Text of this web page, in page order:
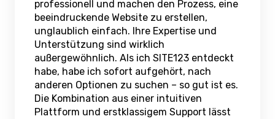
professionell und machen den Prozess, eine
beeindruckende Website zu erstellen,
unglaublich einfach. Ihre Expertise und
Unterstützung sind wirklich
außergewöhnlich. Als ich SITE123 entdeckt
habe, habe ich sofort aufgehört, nach
anderen Optionen zu suchen – so gut ist es.
Die Kombination aus einer intuitiven
Plattform und erstklassigem Support lässt